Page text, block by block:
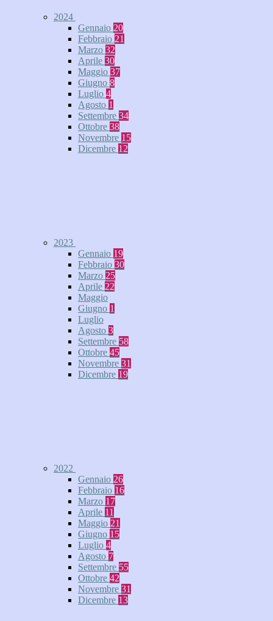
2024
Gennaio 20
Febbraio 21
Marzo 32
Aprile 30
Maggio 37
Giugno 8
Luglio 4
Agosto 1
Settembre 34
Ottobre 38
Novembre 15
Dicembre 12
2023
Gennaio 19
Febbraio 30
Marzo 25
Aprile 22
Maggio
Giugno 1
Luglio
Agosto 3
Settembre 58
Ottobre 45
Novembre 31
Dicembre 19
2022
Gennaio 26
Febbraio 16
Marzo 17
Aprile 11
Maggio 21
Giugno 15
Luglio 4
Agosto 7
Settembre 55
Ottobre 42
Novembre 31
Dicembre 13